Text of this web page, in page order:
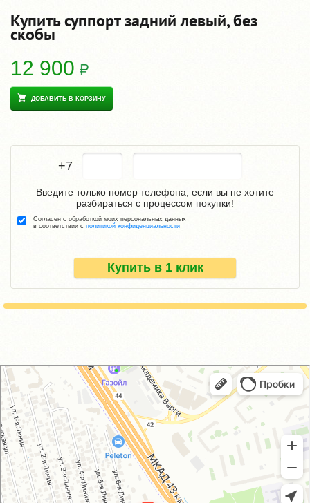
Купить суппорт задний левый, без
скобы
12 900
ДОБАВИТЬ В КОРЗИНУ
+7
Купить в 1 клик
Введите только номер телефона, если вы не хотите
разбираться с процессом покупки!
Согласен с обработкой моих персональных данных
в соответствии с политикой конфиденциальности
GM-City&VAG-Repair
Автосервис, автотехцентр в Москве
Магазин автозапчастей и автотоваров в Москве